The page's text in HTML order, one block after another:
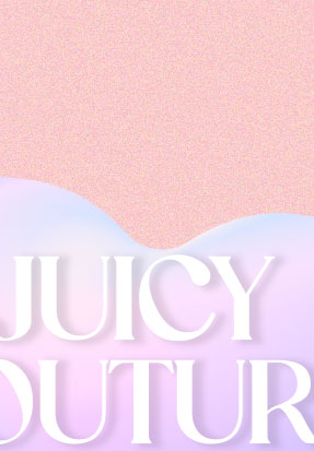
장바구니 쿠폰
습니다.